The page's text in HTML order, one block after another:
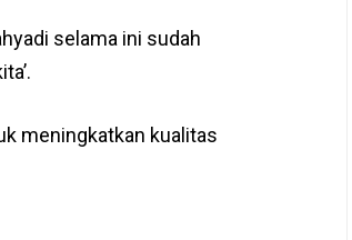
selama ini sudah
meningkatkan kualitas